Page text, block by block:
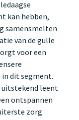
kan hebben,
samensmelten
van de gulle
voor een
in dit segment.
uitstekend leent
ontspannen
zorg